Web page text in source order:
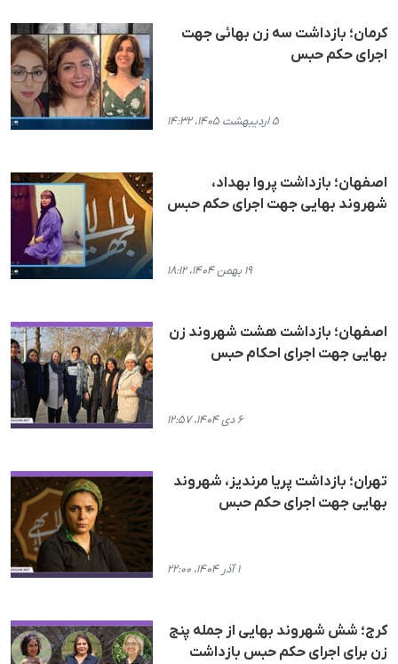
کرمان؛ بازداشت سه زن بهائی جهت
اجرای حکم حبس
۵ اردیبهشت ۱۴۰۵، ۱۴:۳۲
اصفهان؛ بازداشت پروا بهداد،
شهروند بهایی جهت اجرای حکم حبس
۱۹ بهمن ۱۴۰۴، ۱۸:۱۲
اصفهان؛ بازداشت هشت شهروند زن
بهایی جهت اجرای احکام حبس
۶ دی ۱۴۰۴، ۱۲:۵۷
تهران؛ بازداشت پریا مرندیز، شهروند
بهایی جهت اجرای حکم حبس
۱ آذر ۱۴۰۴، ۲۲:۰۰
کرج؛ شش شهروند بهایی از جملە پنج
زن برای اجرای حکم حبس بازداشت